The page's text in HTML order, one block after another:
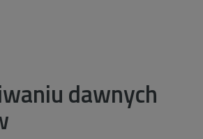
dawnych